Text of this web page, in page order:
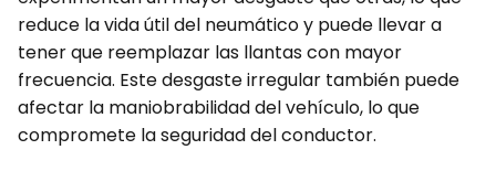
reduce la vida útil del neumático y puede llevar a
tener que reemplazar las llantas con mayor
frecuencia. Este desgaste irregular también puede
afectar la maniobrabilidad del vehículo, lo que
compromete la seguridad del conductor.